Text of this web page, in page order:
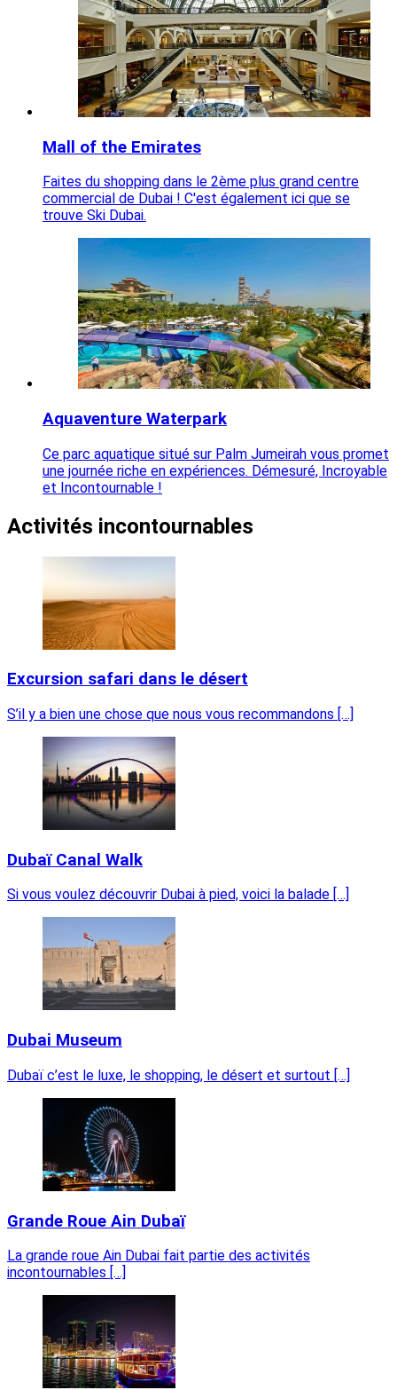
Mall of the Emirates
Faites du shopping dans le 2ème plus grand centre
commercial de Dubai ! C'est également ici que se
trouve Ski Dubai.
Aquaventure Waterpark
Ce parc aquatique situé sur Palm Jumeirah vous promet
une journée riche en expériences. Démesuré, Incroyable
et Incontournable !
Activités incontournables
Excursion safari dans le désert
S’il y a bien une chose que nous vous recommandons […]
Dubaï Canal Walk
Si vous voulez découvrir Dubai à pied, voici la balade […]
Dubai Museum
Dubaï c’est le luxe, le shopping, le désert et surtout […]
Grande Roue Ain Dubaï
La grande roue Ain Dubai fait partie des activités
incontournables […]